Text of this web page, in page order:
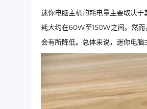
迷你电脑主机的耗电量主要取决
耗大约在60W至150W之间。然而
会有所降低。总体来说，迷你电脑